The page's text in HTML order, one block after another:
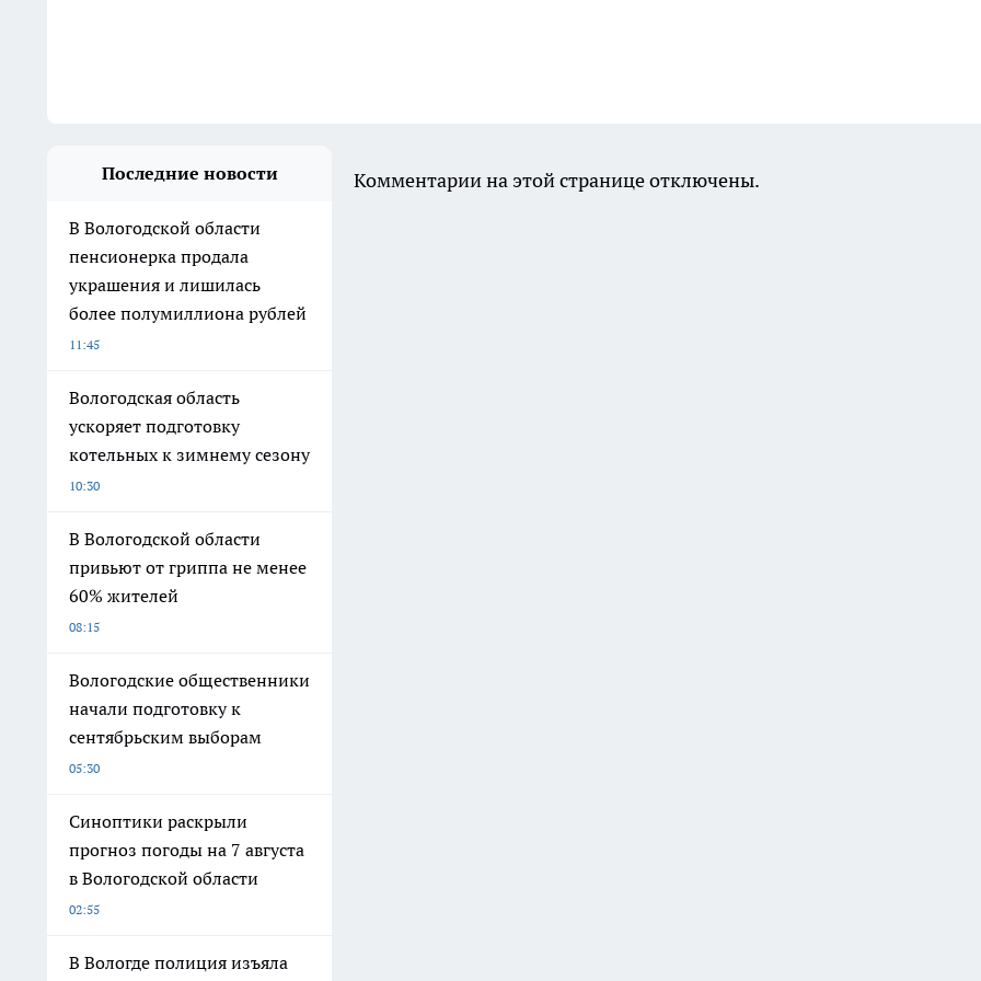
Последние новости
В Вологодской области
пенсионерка продала
украшения и лишилась
более полумиллиона рублей
11:45
Вологодская область
ускоряет подготовку
котельных к зимнему сезону
10:30
В Вологодской области
привьют от гриппа не менее
60% жителей
08:15
Вологодские общественники
начали подготовку к
сентябрьским выборам
05:30
Синоптики раскрыли
прогноз погоды на 7 августа
в Вологодской области
02:55
В Вологде полиция изъяла
Комментарии на этой странице отключены.